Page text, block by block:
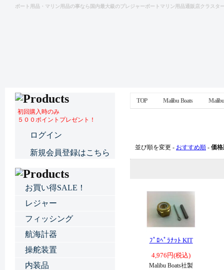
ボート用品・マリン用品の事なら国内最大級のプレジャーボートマリン用品通販店クラスタ
TOP Malibu Boats
並び順を変更 - おすすめ順 - 価
ﾌﾟﾛﾍﾟﾗﾅｯﾄ KIT
4,976円(税込)
Malibu Boats社製
初回購入時のみ
５００ポイントプレゼント！
ログイン
新規会員登録はこちら
お買い得SALE！
レジャー
フィッシング
航海計器
操舵装置
内装品